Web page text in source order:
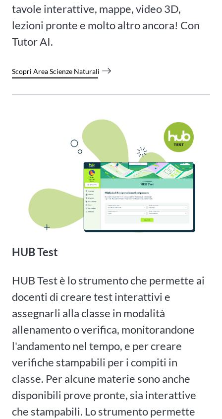
tavole interattive, mappe, video 3D,
lezioni pronte e molto altro ancora! Con
Tutor AI.
Scopri Area Scienze Naturali
HUB Test
HUB Test è lo strumento che permette ai
docenti di creare test interattivi e
assegnarli alla classe in modalità
allenamento o verifica, monitorandone
l'andamento nel tempo, e per creare
verifiche stampabili per i compiti in
classe. Per alcune materie sono anche
disponibili prove pronte, sia interattive
che stampabili. Lo strumento permette